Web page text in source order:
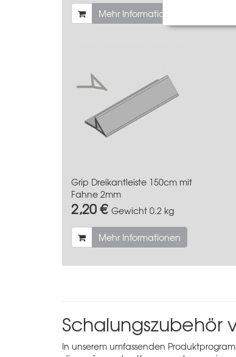
Mehr Informationen
Grip Dreikantleiste 150cm mit
Fahne 2mm
2,20 € Gewicht 0.2 kg
Mehr Informationen
Schalungszubehör
In unserem umfassenden